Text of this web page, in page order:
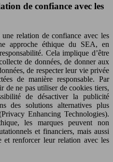
de confiance avec les
relation de confiance avec les
approche éthique du SEA, en
Cela implique d’être
de données, de donner aux
de respecter leur vie privée
de manière responsable. Par
de ne pas utiliser de cookies tiers,
de désactiver la publicité
des solutions alternatives plus
Enhancing Technologies).
les marques peuvent non
et financiers, mais aussi
et renforcer leur relation avec les